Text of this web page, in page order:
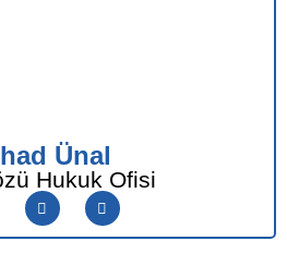
Ünal
Hukuk Ofisi